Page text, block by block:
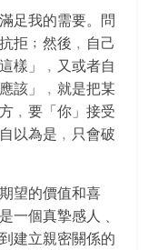
足我的需要。問
拒﹔然後﹐自己
樣」﹐又或者自
該」﹐就是把某
﹐要「你」接受
以為是﹐只會破
望的價值和喜
一個真摯感人﹑
建立親密關係的